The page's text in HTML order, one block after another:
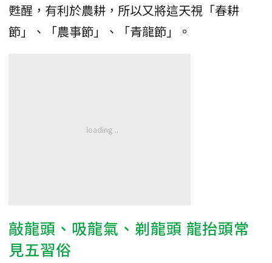
甦醒，有利於農耕，所以又將這天視「春耕
節」、「農事節」、「青龍節」。
敲龍頭、吸龍氣、剃龍頭 龍抬頭常
見五習俗